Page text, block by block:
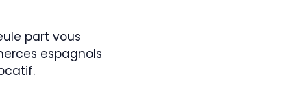
part vous
espagnols